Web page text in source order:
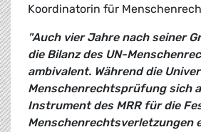
Koordinatorin für
"Auch vier Jahre nach seiner
die Bilanz des UN-
ambivalent. Während die
Menschenrechtsprüfung sich
Instrument des MRR für die
Menschenrechtsverletzungen